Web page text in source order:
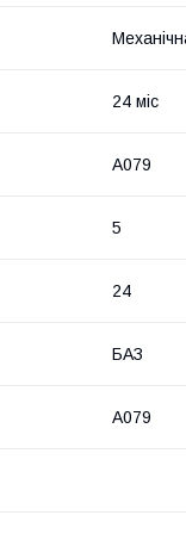
24 міс
А079
5
24
БАЗ
А079